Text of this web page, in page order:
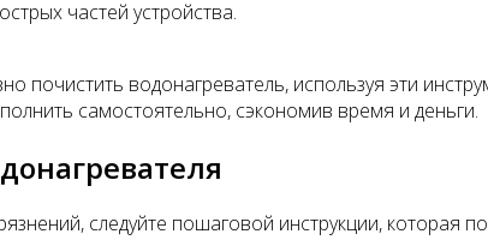
частей устройства.
почистить водонагреватель, используя эти
самостоятельно, сэкономив время и деньги.
следуйте пошаговой инструкции,